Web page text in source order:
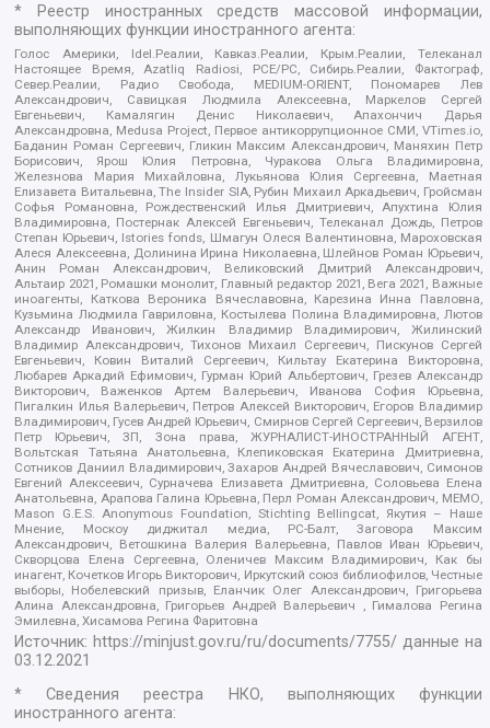
* Реестр иностранных средств массовой информации,
выполняющих функции иностранного агента:
Голос Америки, Idel.Реалии, Кавказ.Реалии, Крым.Реалии, Телеканал
Настоящее Время, Azatliq Radiosi, PCE/PC, Сибирь.Реалии, Фактограф,
Север.Реалии, Радио Свобода, MEDIUM-ORIENT, Пономарев Лев
Александрович, Савицкая Людмила Алексеевна, Маркелов Сергей
Евгеньевич, Камалягин Денис Николаевич, Апахончич Дарья
Александровна, Medusa Project, Первое антикоррупционное СМИ, VTimes.io,
Баданин Роман Сергеевич, Гликин Максим Александрович, Маняхин Петр
Борисович, Ярош Юлия Петровна, Чуракова Ольга Владимировна,
Железнова Мария Михайловна, Лукьянова Юлия Сергеевна, Маетная
Елизавета Витальевна, The Insider SIA, Рубин Михаил Аркадьевич, Гройсман
Софья Романовна, Рождественский Илья Дмитриевич, Апухтина Юлия
Владимировна, Постернак Алексей Евгеньевич, Телеканал Дождь, Петров
Степан Юрьевич, Istories fonds, Шмагун Олеся Валентиновна, Мароховская
Алеся Алексеевна, Долинина Ирина Николаевна, Шлейнов Роман Юрьевич,
Анин Роман Александрович, Великовский Дмитрий Александрович,
Альтаир 2021, Ромашки монолит, Главный редактор 2021, Вега 2021, Важные
иноагенты, Каткова Вероника Вячеславовна, Карезина Инна Павловна,
Кузьмина Людмила Гавриловна, Костылева Полина Владимировна, Лютов
Александр Иванович, Жилкин Владимир Владимирович, Жилинский
Владимир Александрович, Тихонов Михаил Сергеевич, Пискунов Сергей
Евгеньевич, Ковин Виталий Сергеевич, Кильтау Екатерина Викторовна,
Любарев Аркадий Ефимович, Гурман Юрий Альбертович, Грезев Александр
Викторович, Важенков Артем Валерьевич, Иванова София Юрьевна,
Пигалкин Илья Валерьевич, Петров Алексей Викторович, Егоров Владимир
Владимирович, Гусев Андрей Юрьевич, Смирнов Сергей Сергеевич, Верзилов
Петр Юрьевич, ЗП, Зона права, ЖУРНАЛИСТ-ИНОСТРАННЫЙ АГЕНТ,
Вольтская Татьяна Анатольевна, Клепиковская Екатерина Дмитриевна,
Сотников Даниил Владимирович, Захаров Андрей Вячеславович, Симонов
Евгений Алексеевич, Сурначева Елизавета Дмитриевна, Соловьева Елена
Анатольевна, Арапова Галина Юрьевна, Перл Роман Александрович, МЕМО,
Mason G.E.S. Anonymous Foundation, Stichting Bellingcat, Якутия – Наше
Мнение, Москоу диджитал медиа, РС-Балт, Заговора Максим
Александрович, Ветошкина Валерия Валерьевна, Павлов Иван Юрьевич,
Скворцова Елена Сергеевна, Оленичев Максим Владимирович, Как бы
инагент, Кочетков Игорь Викторович, Иркутский союз библиофилов, Честные
выборы, Нобелевский призыв, Еланчик Олег Александрович, Григорьева
Алина Александровна, Григорьев Андрей Валерьевич , Гималова Регина
Эмилевна, Хисамова Регина Фаритовна
Источник: https://minjust.gov.ru/ru/documents/7755/ данные на
03.12.2021
* Сведения реестра НКО, выполняющих функции
иностранного агента: